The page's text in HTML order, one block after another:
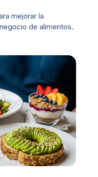
mejorar la
de alimentos.